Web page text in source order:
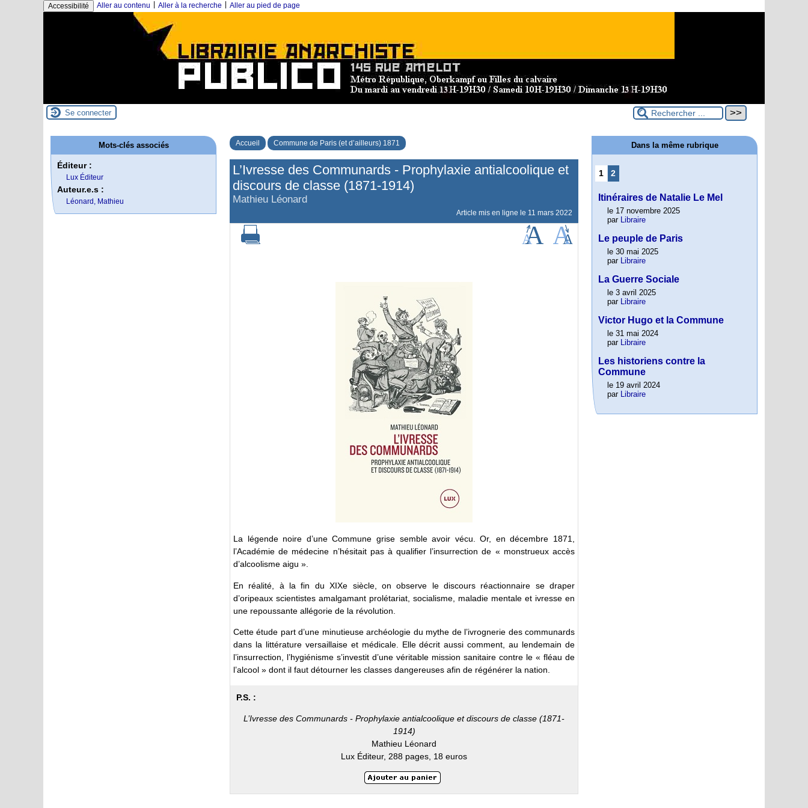
Accessibilité Aller au contenu Aller à la recherche Aller au pied de page
Se connecter
Accueil Commune de Paris (et d’ailleurs) 1871
L’Ivresse des Communards - Prophylaxie antialcoolique et
discours de classe (1871-1914)
Mathieu Léonard
Article mis en ligne le 11 mars 2022
La légende noire d’une Commune grise semble avoir vécu. Or, en décembre 1871,
l’Académie de médecine n’hésitait pas à qualifier l’insurrection de « monstrueux accès
d’alcoolisme aigu ».
En réalité, à la fin du XIXe siècle, on observe le discours réactionnaire se draper
d’oripeaux scientistes amalgamant prolétariat, socialisme, maladie mentale et ivresse en
une repoussante allégorie de la révolution.
Cette étude part d’une minutieuse archéologie du mythe de l’ivrognerie des communards
dans la littérature versaillaise et médicale. Elle décrit aussi comment, au lendemain de
l’insurrection, l’hygiénisme s’investit d’une véritable mission sanitaire contre le « fléau de
l’alcool » dont il faut détourner les classes dangereuses afin de régénérer la nation.
P.S. :
L’Ivresse des Communards - Prophylaxie antialcoolique et discours de classe (1871-
1914)
Mathieu Léonard
Lux Éditeur, 288 pages, 18 euros
Mots-clés associés
Éditeur :
Lux Éditeur
Auteur.e.s :
Léonard, Mathieu
Dans la même rubrique
1 2
Itinéraires de Natalie Le Mel
le 17 novembre 2025
par Libraire
Le peuple de Paris
le 30 mai 2025
par Libraire
La Guerre Sociale
le 3 avril 2025
par Libraire
Victor Hugo et la Commune
le 31 mai 2024
par Libraire
Les historiens contre la
Commune
le 19 avril 2024
par Libraire